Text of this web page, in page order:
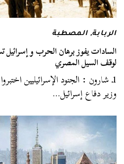
الربابة,المصطبة
السادات يفوز برهان الحرب و
لوقف السيل المصري
وزير دفاع إسرائيل…